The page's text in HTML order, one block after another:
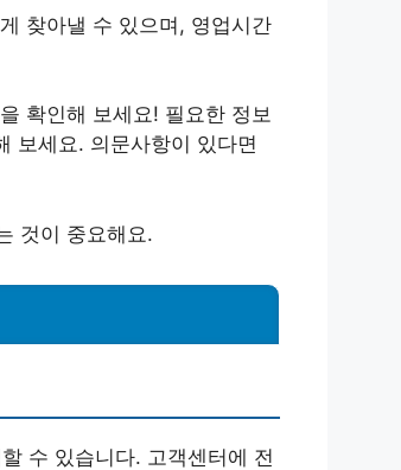
찾아낼 수 있으며, 영업시간
확인해 보세요! 필요한 정보
보세요. 의문사항이 있다면
것이 중요해요.
수 있습니다. 고객센터에 전